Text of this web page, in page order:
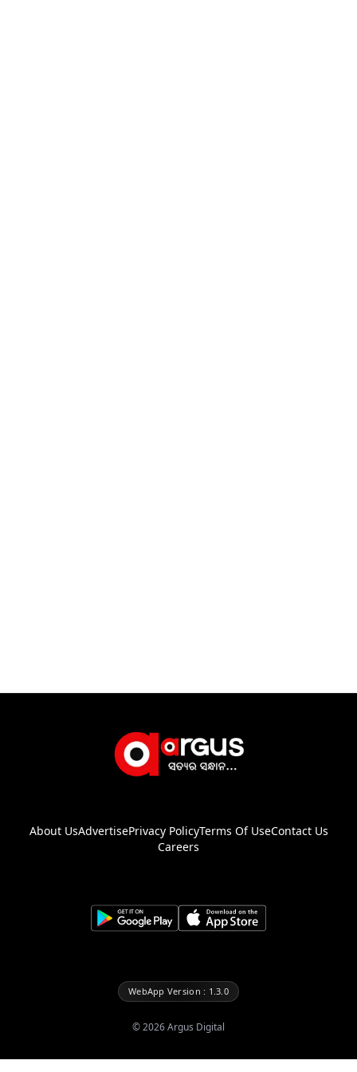
About UsAdvertisePrivacy PolicyTerms Of UseContact Us
Careers
WebApp Version : 1.3.0
©2026Argus Digital